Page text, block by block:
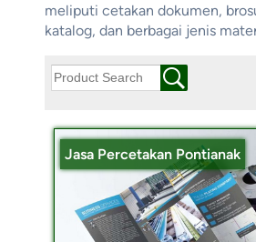
meliputi cetakan dokumen,
katalog, dan berbagai jenis
Jasa Percetakan Pontianak